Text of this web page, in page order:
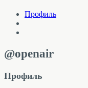
Профиль
@openair
Профиль